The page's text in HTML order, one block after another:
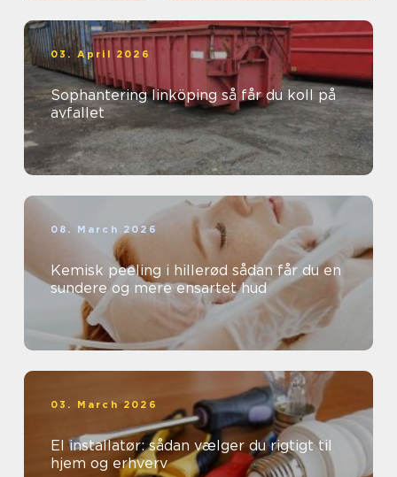
03. April 2026
Sophantering linköping så får du koll på
avfallet
08. March 2026
Kemisk peeling i hillerød sådan får du en
sundere og mere ensartet hud
03. March 2026
El installatør: sådan vælger du rigtigt til
hjem og erhverv